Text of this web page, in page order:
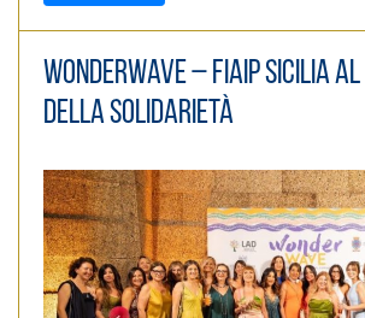
WONDERWAVE – Fiaip Sicilia
della solidarietà